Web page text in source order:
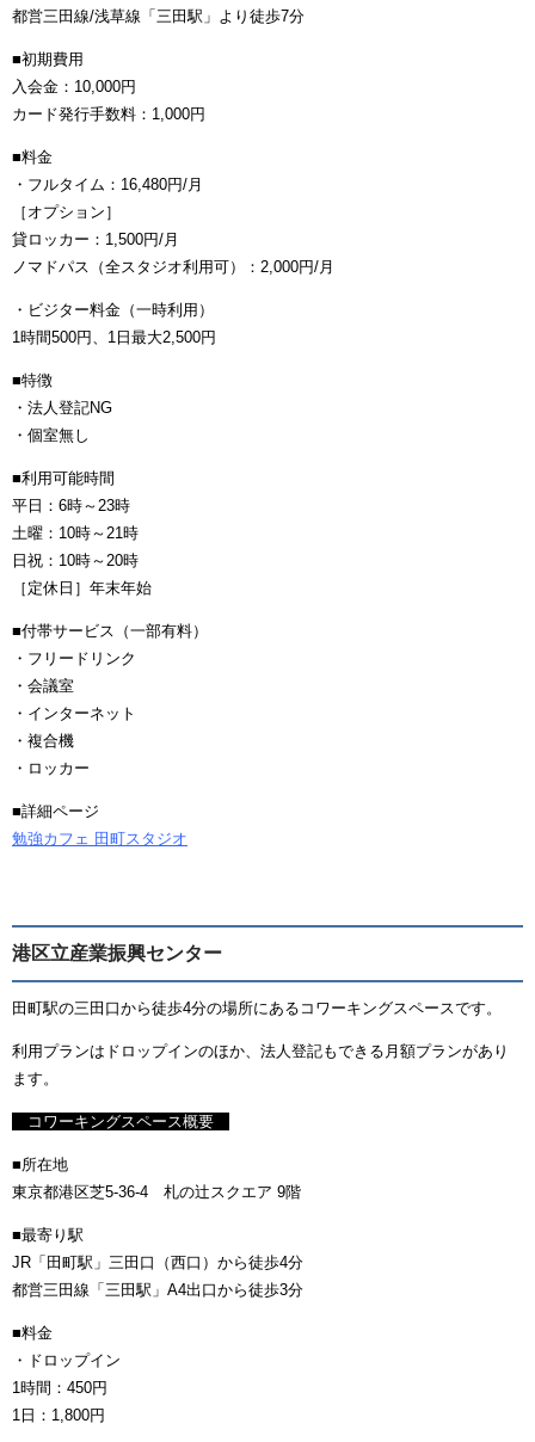
都営三田線/浅草線「三田駅」より徒歩7分
■初期費用
入会金：10,000円
カード発行手数料：1,000円
■料金
・フルタイム：16,480円/月
［オプション］
貸ロッカー：1,500円/月
ノマドパス（全スタジオ利用可）：2,000円/月
・ビジター料金（一時利用）
1時間500円、1日最大2,500円
■特徴
・法人登記NG
・個室無し
■利用可能時間
平日：6時～23時
土曜：10時～21時
日祝：10時～20時
［定休日］年末年始
■付帯サービス（一部有料）
・フリードリンク
・会議室
・インターネット
・複合機
・ロッカー
■詳細ページ
勉強カフェ 田町スタジオ
港区立産業振興センター
田町駅の三田口から徒歩4分の場所にあるコワーキングスペースです。
利用プランはドロップインのほか、法人登記もできる月額プランがあり
ます。
コワーキングスペース概要
■所在地
東京都港区芝5-36-4 札の辻スクエア 9階
■最寄り駅
JR「田町駅」三田口（西口）から徒歩4分
都営三田線「三田駅」A4出口から徒歩3分
■料金
・ドロップイン
1時間：450円
1日：1,800円